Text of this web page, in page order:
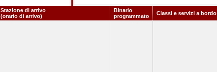
Stazione di arrivo
(orario di arrivo)
Binario
programmato
Classi e servizi a bordo